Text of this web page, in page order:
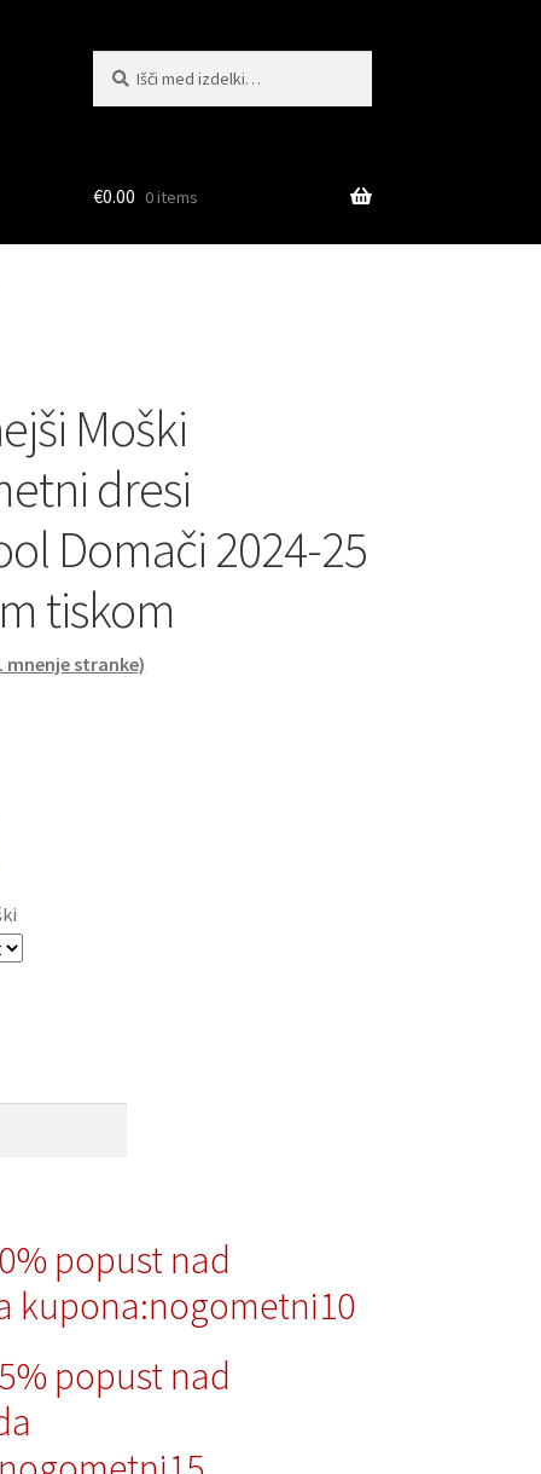
€0.00 0 items
Moški
dresi
Domači 2024-25
tiskom
mnenje stranke)
popust nad
kupona:nogometni10
popust nad